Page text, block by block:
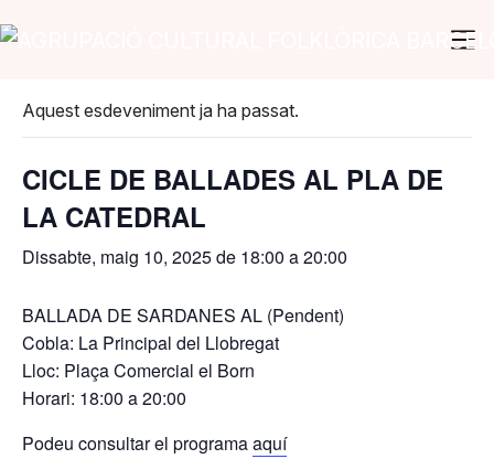
Aquest esdeveniment ja ha passat.
CICLE DE BALLADES AL PLA DE
LA CATEDRAL
Dissabte, maig 10, 2025 de 18:00 a20:00
BALLADA DE SARDANES AL (Pendent)
Cobla: La Principal del Llobregat
Lloc: Plaça Comercial el Born
Horari: 18:00 a 20:00
Podeu consultar el programaaquí